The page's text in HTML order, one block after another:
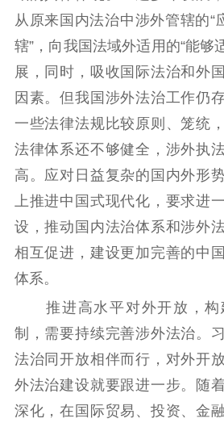
从原来国内法治中涉外管辖的“
辖”，向我国法域外适用的“能够
展，同时，吸收国际法治和外
因素。但我国涉外法治工作仍
一些法律法规比较原则、笼统
法律体系还不够健全，涉外执
高。应对日益复杂的国内外形
上推进中国式现代化，要求进
设，推动国内法治体系和涉外
相互促进，建设更加完善的中
体系。
推进高水平对外开放，构
制，需要持续完善涉外法治。
法治同开放相伴而行，对外开
外法治建设就要跟进一步。随
深化，在国际贸易、投资、金